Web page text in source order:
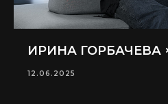
ИРИНА ГОРБАЧЕВА ×
12.06.2025